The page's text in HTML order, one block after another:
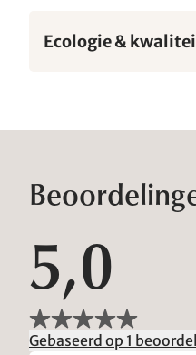
Ecologie &
5,0
Gebaseerd op 1